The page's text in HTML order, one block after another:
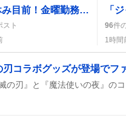
お盆休み目前！金曜勤務で連休突入に期待が高まる、みんなが「頑張る」声を上げる
スト
96件
1時間
コラボグッズが登場でフ